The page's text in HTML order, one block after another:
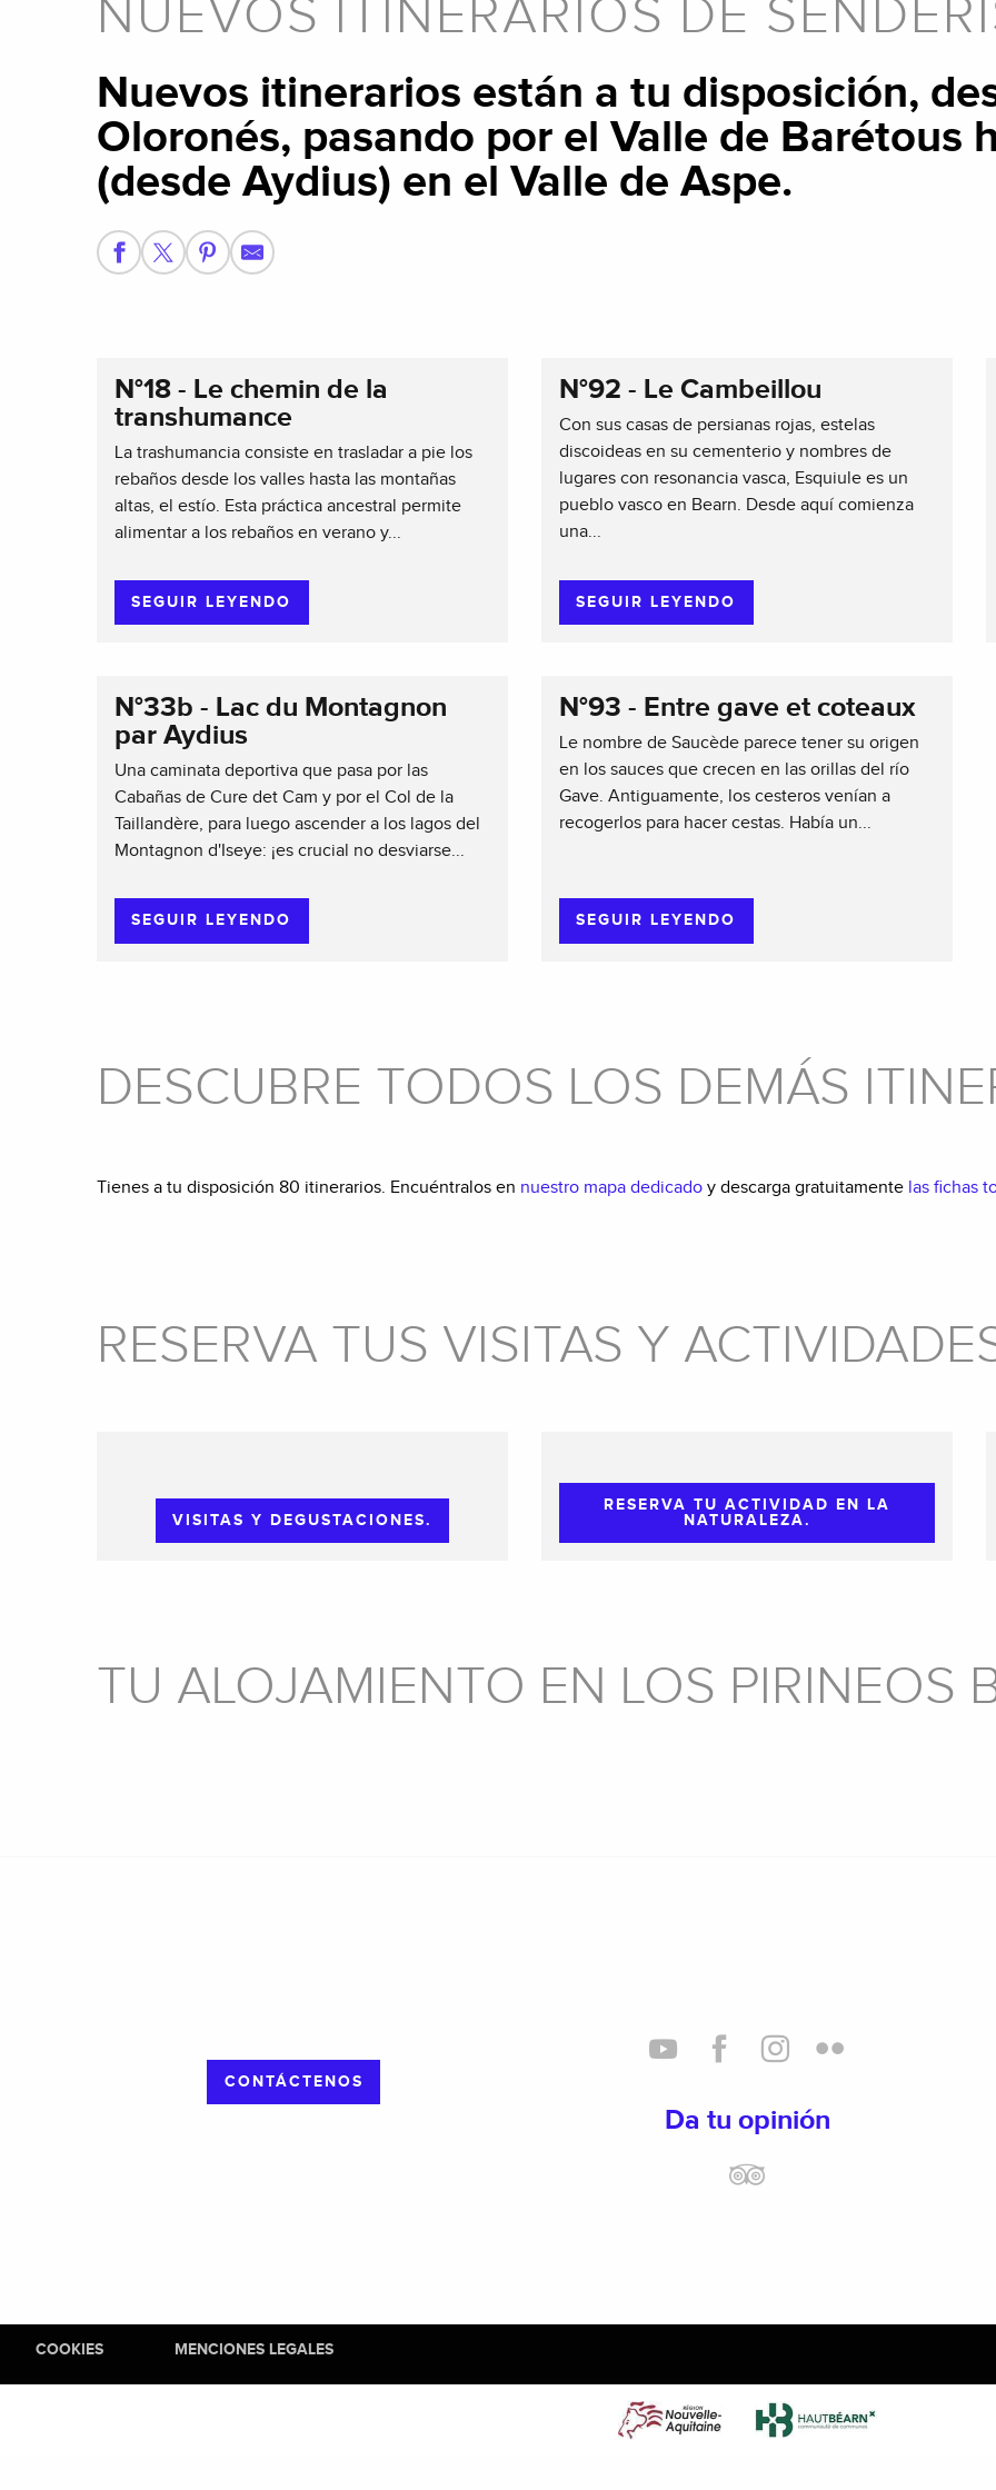
NUEVOS ITINERARIOS DE
Nuevos itinerarios están a tu disposición,
Oloronés, pasando por el Valle de Barétous
(desde Aydius) en el Valle de Aspe.
N°18 - Le chemin de la
transhumance
La trashumancia consiste en trasladar a pie los
rebaños desde los valles hasta las montañas
altas, el estío. Esta práctica ancestral permite
alimentar a los rebaños en verano y...
SEGUIR LEYENDO
N°92 - Le Cambeillou
Con sus casas de persianas rojas, estelas
discoideas en su cementerio y nombres de
lugares con resonancia vasca, Esquiule es un
pueblo vasco en Bearn. Desde aquí comienza
una...
SEGUIR LEYENDO
N°33b - Lac du Montagnon
par Aydius
Una caminata deportiva que pasa por las
Cabañas de Cure det Cam y por el Col de la
Taillandère, para luego ascender a los lagos del
Montagnon d'Iseye: ¡es crucial no desviarse...
SEGUIR LEYENDO
N°93 - Entre gave et coteaux
Le nombre de Saucède parece tener su origen
en los sauces que crecen en las orillas del río
Gave. Antiguamente, los cesteros venían a
recogerlos para hacer cestas. Había un...
SEGUIR LEYENDO
DESCUBRE TODOS LOS DEMÁS
Tienes a tu disposición 80 itinerarios. Encuéntralos en nuestro mapa dedicado y descarga gratuitamente las fichas
RESERVA TUS VISITAS Y
VISITAS Y DEGUSTACIONES.
RESERVA TU ACTIVIDAD EN LA
NATURALEZA.
TU ALOJAMIENTO EN LOS PIRINEOS
CONTÁCTENOS
Da tu opinión
COOKIES MENCIONES LEGALES